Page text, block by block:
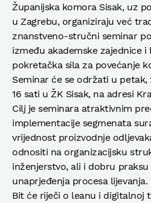
Županijska komora Sisak, uz
u Zagrebu, organiziraju već
znanstveno-stručni seminar
između akademske zajednice i
pokretačka sila za povećanje
Seminar će se održati u petak,
16 sati u ŽK Sisak, na adresi
Cilj je seminara atraktivnim
implementacije segmenata
vrijednost proizvodnje
odnositi na organizacijsku
inženjerstvo, ali i dobru
unaprjeđenja procesa lijevanja.
Bit će riječi o leanu i digitalnoj